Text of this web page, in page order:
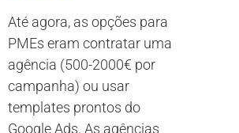
Até agora, as opções para
PMEs eram contratar uma
agência (500-2000€ por
campanha) ou usar
templates prontos do
Google Ads. As agências